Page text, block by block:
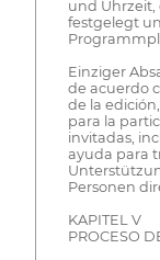
und Uhrzeit,
festgelegt
Einziger
de acuerdo
de la
para la
invitadas,
ayuda para
Personen
KAPITEL V
PROCESO